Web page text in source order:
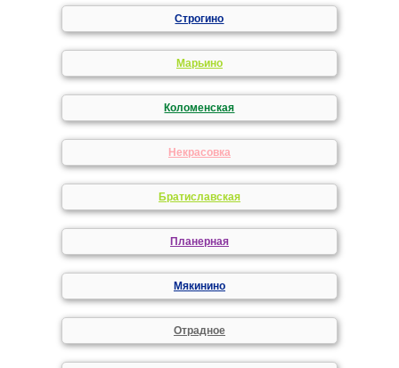
Строгино
Марьино
Коломенская
Некрасовка
Братиславская
Планерная
Мякинино
Отрадное